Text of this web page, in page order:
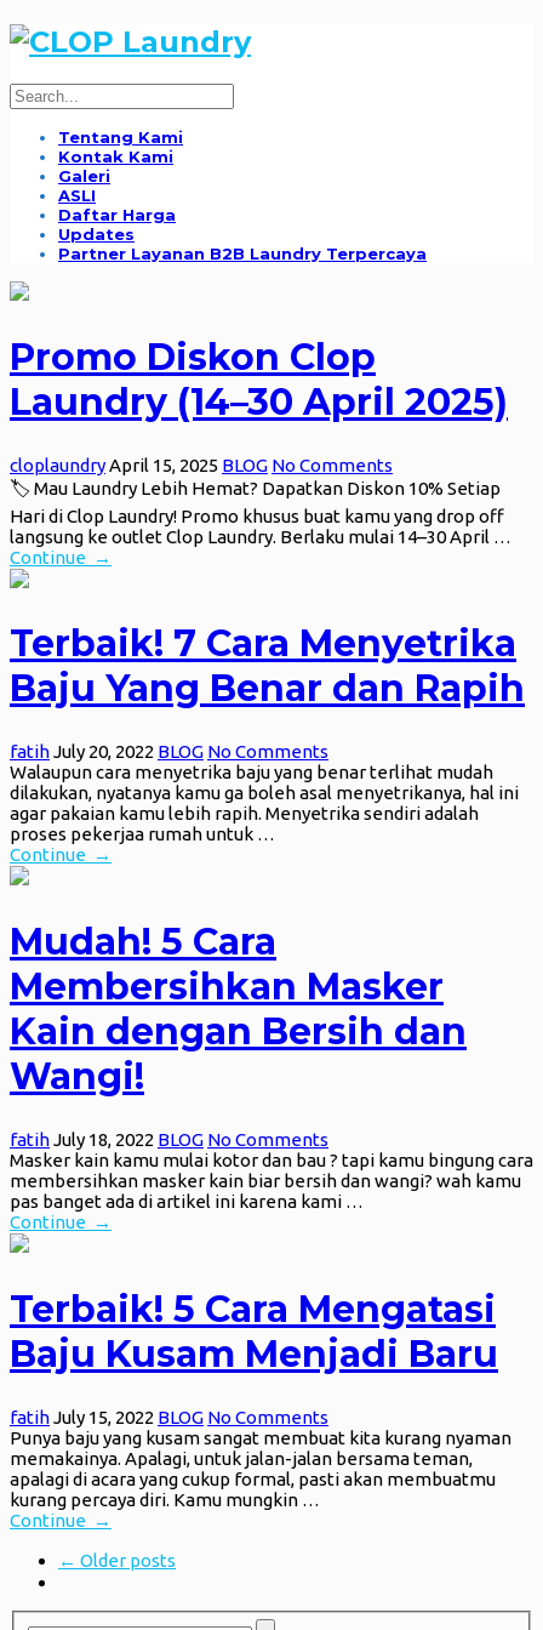
Tentang Kami
Kontak Kami
Galeri
ASLI
Daftar Harga
Updates
Partner Layanan B2B Laundry Terpercaya
Promo Diskon Clop
Laundry (14–30 April 2025)
cloplaundryApril 15, 2025 BLOG No Comments
🏷️ Mau Laundry Lebih Hemat? Dapatkan Diskon 10% Setiap
Hari di Clop Laundry! Promo khusus buat kamu yang drop off
langsung ke outlet Clop Laundry. Berlaku mulai 14–30 April …
Continue →
Terbaik! 7 Cara Menyetrika
Baju Yang Benar dan Rapih
fatihJuly 20, 2022 BLOG No Comments
Walaupun cara menyetrika baju yang benar terlihat mudah
dilakukan, nyatanya kamu ga boleh asal menyetrikanya, hal ini
agar pakaian kamu lebih rapih. Menyetrika sendiri adalah
proses pekerjaa rumah untuk …
Continue →
Mudah! 5 Cara
Membersihkan Masker
Kain dengan Bersih dan
Wangi!
fatihJuly 18, 2022 BLOG No Comments
Masker kain kamu mulai kotor dan bau ? tapi kamu bingung cara
membersihkan masker kain biar bersih dan wangi? wah kamu
pas banget ada di artikel ini karena kami …
Continue →
Terbaik! 5 Cara Mengatasi
Baju Kusam Menjadi Baru
fatihJuly 15, 2022 BLOG No Comments
Punya baju yang kusam sangat membuat kita kurang nyaman
memakainya. Apalagi, untuk jalan-jalan bersama teman,
apalagi di acara yang cukup formal, pasti akan membuatmu
kurang percaya diri. Kamu mungkin …
Continue →
← Older posts